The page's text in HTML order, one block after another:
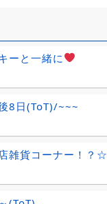
ーと一緒に
8日(ToT)/~~~
雑貨コーナー！？☆